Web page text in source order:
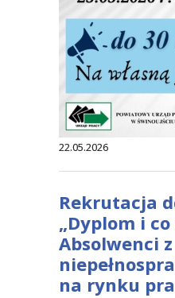
22.05.2026
Rekrutacja
„Dyplom i
Absolwenci z
na rynku